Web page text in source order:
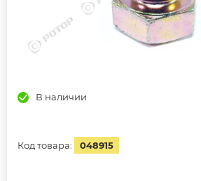
В наличии
Код товара: 048915